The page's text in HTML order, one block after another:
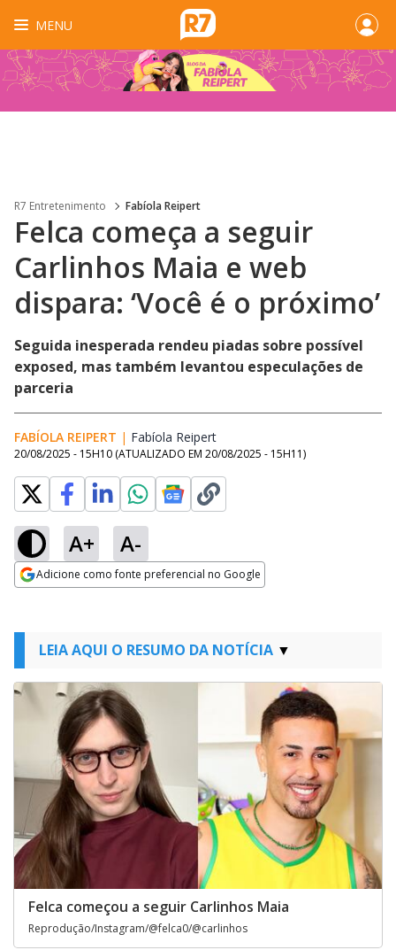
MENU
R7 Entretenimento Fabíola Reipert
Felca começa a seguir
Carlinhos Maia e web
dispara: ‘Você é o próximo’
Seguida inesperada rendeu piadas sobre possível
exposed, mas também levantou especulações de
parceria
FABÍOLA REIPERT | Fabíola Reipert
20/08/2025 - 15H10 (ATUALIZADO EM 20/08/2025 - 15H11)
A+ A-
Adicione como fonte preferencial no Google
LEIA AQUI O RESUMO DA NOTÍCIA
Felca começou a seguir Carlinhos Maia
Reprodução/Instagram/@felca0/@carlinhos